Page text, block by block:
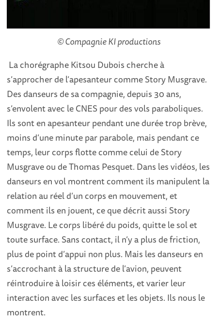
© Compagnie KI productions
La chorégraphe Kitsou Dubois cherche à
s’approcher de l’apesanteur comme Story Musgrave.
Des danseurs de sa compagnie, depuis 30 ans,
s’envolent avec le CNES pour des vols paraboliques.
Ils sont en apesanteur pendant une durée trop brève,
moins d’une minute par parabole, mais pendant ce
temps, leur corps flotte comme celui de Story
Musgrave ou de Thomas Pesquet. Dans les vidéos, les
danseurs en vol montrent comment ils manipulent la
relation au réel d’un corps en mouvement, et
comment ils en jouent, ce que décrit aussi Story
Musgrave. Le corps libéré du poids, quitte le sol et
toute surface. Sans contact, il n’y a plus de friction,
plus de point d’appui non plus. Mais les danseurs en
s’accrochant à la structure de l’avion, peuvent
réintroduire à loisir ces éléments, et varier leur
interaction avec les surfaces et les objets. Ils nous le
montrent.